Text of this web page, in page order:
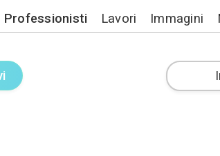
Professionisti Lavori